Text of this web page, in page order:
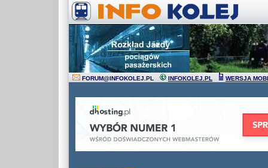
FORUM@INFOKOLEJ.PL INFOKOLEJ.PL WERSJA